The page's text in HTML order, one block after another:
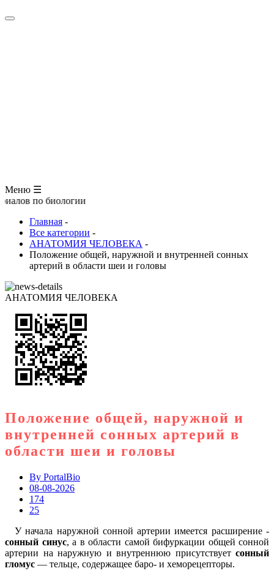
Меню ☰
биологии
Главная -
Все категории -
АНАТОМИЯ ЧЕЛОВЕКА -
Положение общей, наружной и внутренней сонных
артерий в области шеи и головы
АНАТОМИЯ ЧЕЛОВЕКА
Положение общей, наружной и
внутренней сонных артерий в
области шеи и головы
By PortalBio
08-08-2026
174
25
У начала наружной сонной артерии имеется расширение -
сонный синус, а в области самой бифуркации общей сонной
артерии на наружную и внутреннюю присутствует сонный
гломус — тельце, содержащее баро- и хеморецепторы.